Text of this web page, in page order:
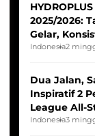
2025/2026:
Gelar,
Indonesia2
Dua Jalan,
Inspiratif 2
League All-
Seleksi
Indonesia3